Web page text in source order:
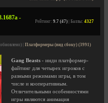
-
Рейтинг: 9.7 (47) | Баллы: 4327
| Платформеры (вид сбоку) (3991)
Gang Beasts - инди платформер-
файтинг для четырех игроков с
разными режимами игры, в том
числе и кооперативным.
Отличительными особенностями
игры являются анимация